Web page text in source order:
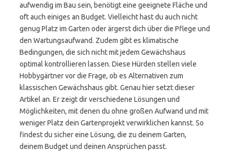
aufwendig im Bau sein, benötigt eine geeignete Fläche und
oft auch einiges an Budget. Vielleicht hast du auch nicht
genug Platz im Garten oder ärgerst dich über die Pflege und
den Wartungsaufwand. Zudem gibt es klimatische
Bedingungen, die sich nicht mit jedem Gewächshaus
optimal kontrollieren lassen. Diese Hürden stellen viele
Hobbygärtner vor die Frage, ob es Alternativen zum
klassischen Gewächshaus gibt. Genau hier setzt dieser
Artikel an. Er zeigt dir verschiedene Lösungen und
Möglichkeiten, mit denen du ohne großen Aufwand und mit
weniger Platz dein Gartenprojekt verwirklichen kannst. So
findest du sicher eine Lösung, die zu deinem Garten,
deinem Budget und deinen Ansprüchen passt.